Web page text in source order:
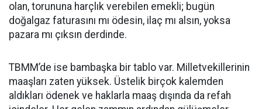
olan, torununa harçlık verebilen emekli; bugün
doğalgaz faturasını mı ödesin, ilaç mı alsın, yoksa
pazara mı çıksın derdinde.
TBMM’de ise bambaşka bir tablo var. Milletvekillerinin
maaşları zaten yüksek. Üstelik birçok kalemden
aldıkları ödenek ve haklarla maaş dışında da refah